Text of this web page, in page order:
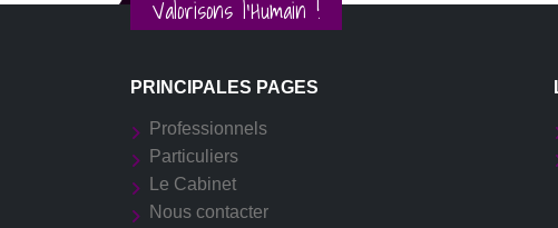
Valorisons l'Humain !
PRINCIPALES PAGES
Professionnels
Particuliers
Le Cabinet
Nous contacter